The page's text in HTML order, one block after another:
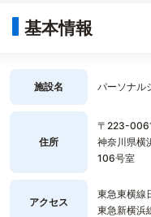
基本情報
施設名 パーソナル
住所
〒223-
神奈川県横
106号室
アクセス
東急東横線
東急新横浜